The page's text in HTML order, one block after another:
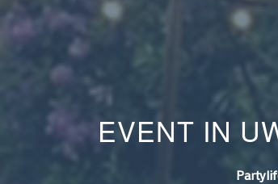
EVENT IN